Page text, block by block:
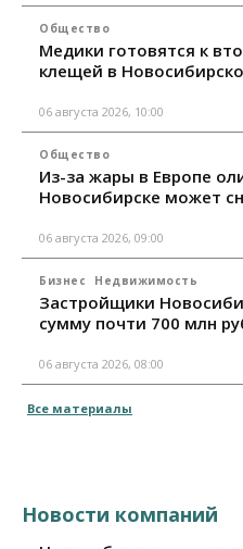
Общество
Медики готовятся к
клещей в
06 августа 2026, 10:00
Общество
Из-за жары в Европе
Новосибирске может
06 августа 2026, 09:00
Бизнес Недвижимость
Застройщики
сумму почти 700 млн
06 августа 2026, 08:00
Все материалы
Новости компаний